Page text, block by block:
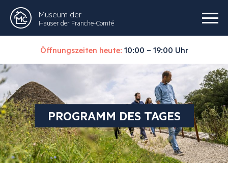
Museum der
Häuser der Franche-Comté
Öffnungszeiten heute: 10:00 – 19:00 Uhr
PROGRAMM DES TAGES